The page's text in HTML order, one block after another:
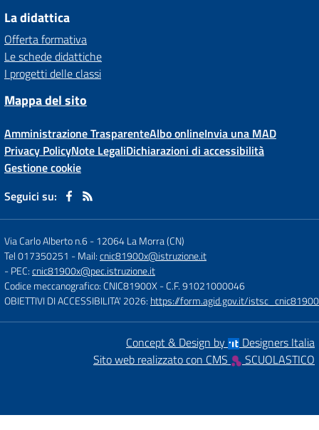
La didattica
Offerta formativa
Le schede didattiche
I progetti delle classi
Mappa del sito
Amministrazione TrasparenteAlbo onlineInvia una MAD
Privacy PolicyNote LegaliDichiarazioni di accessibilità
Gestione cookie
Seguici su:
Via Carlo Alberto n.6-12064 La Morra (CN)
Tel 017350251 - Mail:cnic81900x@istruzione.it
- PEC:cnic81900x@pec.istruzione.it
Codice meccanografico: CNIC81900X- C.F. 91021000046
OBIETTIVI DI ACCESSIBILITA' 2026: https://form.agid.gov.it/
Concept & Design by
Designers Italia
Sito web realizzato con CMS
SCUOLASTICO